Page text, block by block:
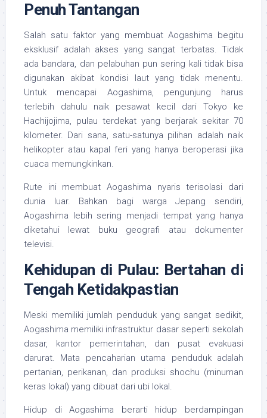
Penuh Tantangan
Salah satu faktor yang membuat Aogashima begitu
eksklusif adalah akses yang sangat terbatas. Tidak
ada bandara, dan pelabuhan pun sering kali tidak bisa
digunakan akibat kondisi laut yang tidak menentu.
Untuk mencapai Aogashima, pengunjung harus
terlebih dahulu naik pesawat kecil dari Tokyo ke
Hachijojima, pulau terdekat yang berjarak sekitar 70
kilometer. Dari sana, satu-satunya pilihan adalah naik
helikopter atau kapal feri yang hanya beroperasi jika
cuaca memungkinkan.
Rute ini membuat Aogashima nyaris terisolasi dari
dunia luar. Bahkan bagi warga Jepang sendiri,
Aogashima lebih sering menjadi tempat yang hanya
diketahui lewat buku geografi atau dokumenter
televisi.
Kehidupan di Pulau: Bertahan di
Tengah Ketidakpastian
Meski memiliki jumlah penduduk yang sangat sedikit,
Aogashima memiliki infrastruktur dasar seperti sekolah
dasar, kantor pemerintahan, dan pusat evakuasi
darurat. Mata pencaharian utama penduduk adalah
pertanian, perikanan, dan produksi shochu (minuman
keras lokal) yang dibuat dari ubi lokal.
Hidup di Aogashima berarti hidup berdampingan